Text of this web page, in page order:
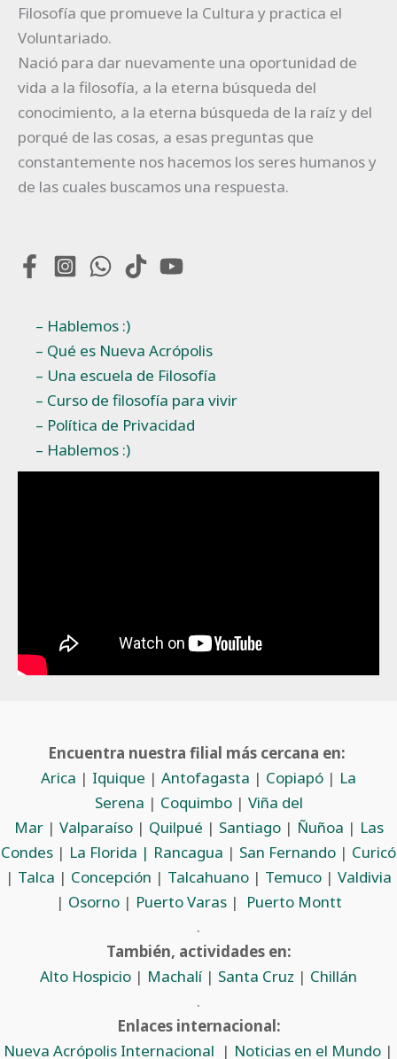
Filosofía que promueve la Cultura y practica el
Voluntariado.
Nació para dar nuevamente una oportunidad de
vida a la filosofía, a la eterna búsqueda del
conocimiento, a la eterna búsqueda de la raíz y del
porqué de las cosas, a esas preguntas que
constantemente nos hacemos los seres humanos y
de las cuales buscamos una respuesta.
– Hablemos :)
– Qué es Nueva Acrópolis
– Una escuela de Filosofía
– Curso de filosofía para vivir
– Política de Privacidad
– Hablemos :)
Encuentra nuestra filial más cercana en:
Arica | Iquique | Antofagasta | Copiapó | La
Serena | Coquimbo| Viña del
Mar| Valparaíso| Quilpué | Santiago| Ñuñoa | Las
Condes | La Florida | Rancagua | San Fernando | Curicó
| Talca | Concepción | Talcahuano | Temuco | Valdivia
| Osorno| Puerto Varas|
Puerto Montt
.
También, actividades en:
Alto Hospicio | Machalí | Santa Cruz | Chillán
.
Enlaces internacional:
Nueva Acrópolis Internacional | Noticias en el Mundo |